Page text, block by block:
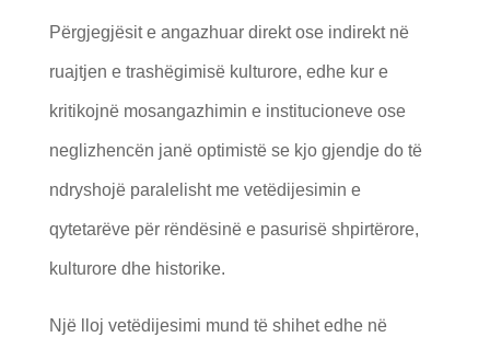
Përgjegjësit e angazhuar direkt ose indirekt në
ruajtjen e trashëgimisë kulturore, edhe kur e
kritikojnë mosangazhimin e institucioneve ose
neglizhencën janë optimistë se kjo gjendje do të
ndryshojë paralelisht me vetëdijesimin e
qytetarëve për rëndësinë e pasurisë shpirtërore,
kulturore dhe historike.
Një lloj vetëdijesimi mund të shihet edhe në